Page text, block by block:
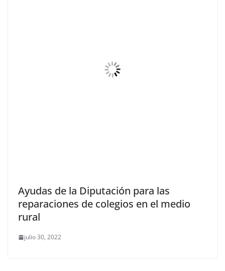
Ayudas de la Diputación para las
reparaciones de colegios en el medio
rural
julio 30, 2022